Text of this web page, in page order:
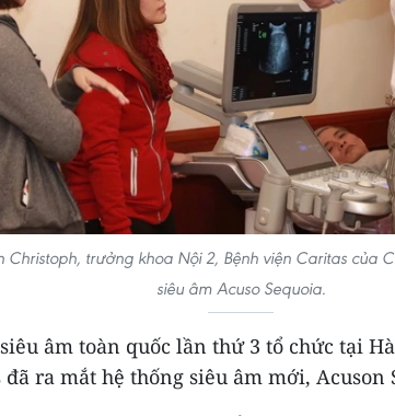
Christoph, trưởng khoa Nội 2, Bệnh viện Caritas của
siêu âm Acuso Sequoia.
âm toàn quốc lần thứ 3 tổ chức tại
ra mắt hệ thống siêu âm mới, Acuson